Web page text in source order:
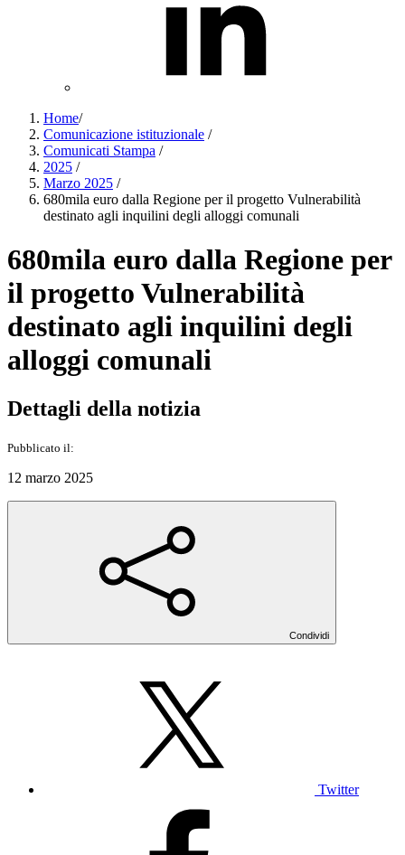
Home/
Comunicazione istituzionale /
Comunicati Stampa /
2025 /
Marzo 2025 /
680mila euro dalla Regione per il progetto Vulnerabilità
destinato agli inquilini degli alloggi comunali
680mila euro dalla Regione per
il progetto Vulnerabilità
destinato agli inquilini degli
alloggi comunali
Dettagli della notizia
Pubblicato il:
12 marzo 2025
Condividi
Twitter